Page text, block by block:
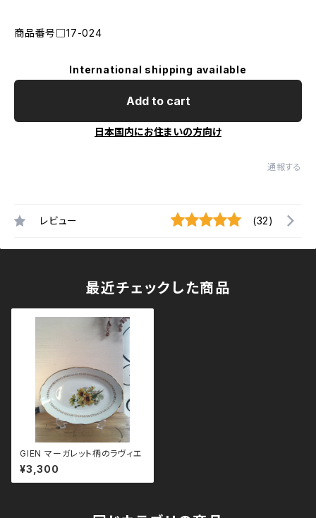
商品番号□17-024
International shipping available
Add to cart
日本国内にお住まいの方向け
通報する
レビュー (32)
最近チェックした商品
GIEN マーガレット柄のラヴィエ
¥3,300